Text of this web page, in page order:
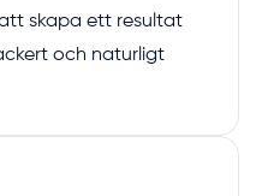
skapa ett resultat
och naturligt